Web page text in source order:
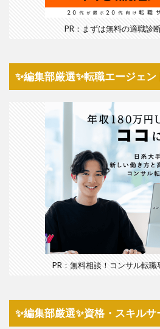
PR：まずは無料の適職診
✨編集部厳選✨転職エージェン
PR：無料相談！コンサル転職
✨編集部厳選✨資格・スキルサ